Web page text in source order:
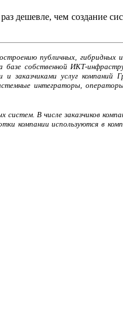
дешевле, чем создание
публичных, гибридных
базе собственной ИКТ-
услуг
интеграторы,
В числе заказчиков
используются в